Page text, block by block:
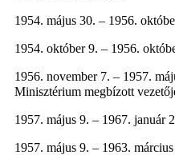
1954. május 30. – 1956.
1954. október 9. – 1956.
1956. november 7. – 1957.
Minisztérium megbízott
1957. május 9. – 1967. január
1957. május 9. – 1963.